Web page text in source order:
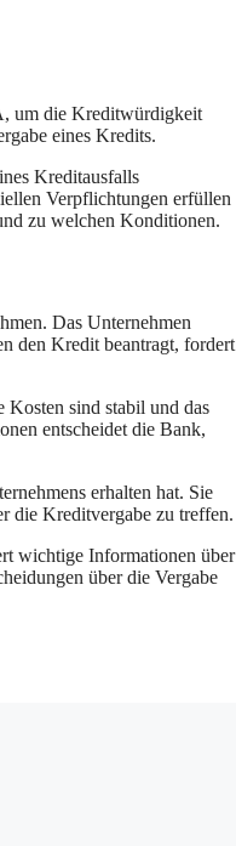
um die Kreditwürdigkeit
eines Kredits.
Kreditausfalls
Verpflichtungen erfüllen
zu welchen Konditionen.
Das Unternehmen
den Kredit beantragt, fordert
Kosten sind stabil und das
entscheidet die Bank,
erhalten hat. Sie
die Kreditvergabe zu treffen.
wichtige Informationen über
über die Vergabe